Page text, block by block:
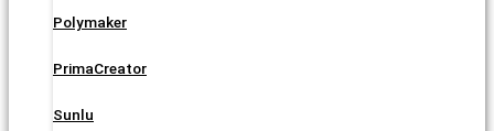
Polymaker
PrimaCreator
Sunlu